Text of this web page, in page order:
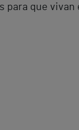
que